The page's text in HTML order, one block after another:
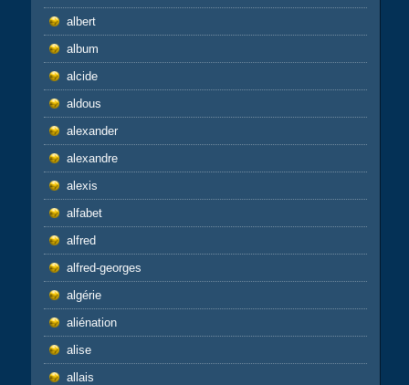
albert
album
alcide
aldous
alexander
alexandre
alexis
alfabet
alfred
alfred-georges
algérie
aliénation
alise
allais